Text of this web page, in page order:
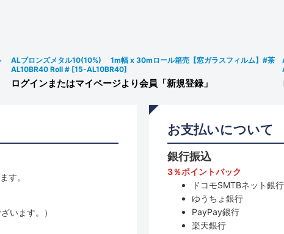
ALブロンズメタル10(10%) 1m幅 x 30mロール箱売【窓ガラスフィルム】#茶
AL10BR40 Roll # [15-AL10BR40]
ログインまたはマイページより会員「新規登録」
す。
います。）
お支払いについて
銀行振込
3％ポイントバック
ドコモSMTBネット銀
ゆうちょ銀行
PayPay銀行
楽天銀行